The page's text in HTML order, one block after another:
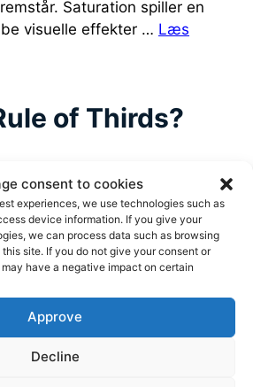
consent to cookies
experiences, we use technologies such as
device information. If you give your
we can process data such as browsing
site. If you do not give your consent or
have a negative impact on certain
Approve
Decline
Saturation spiller en
visuelle effekter … Læs
of Thirds?
“Tredjedelsreglen” er en
inden for
videoredigering. Det er en
til at skabe balancerede og
og scener. Ved at
denne regel kan man
og effekten af sine billeder
Selvom det ikke er en …